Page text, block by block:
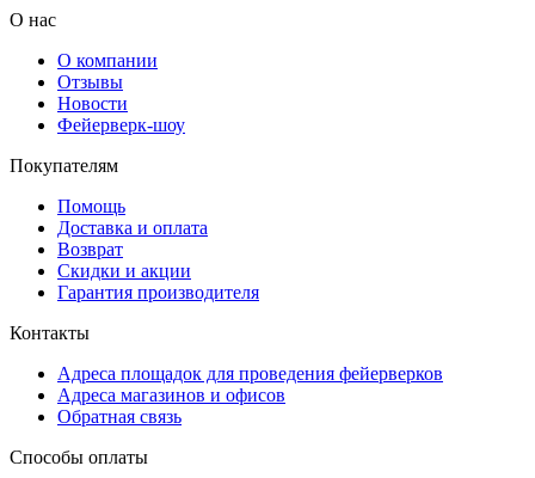
О нас
О компании
Отзывы
Новости
Фейерверк-шоу
Покупателям
Помощь
Доставка и оплата
Возврат
Скидки и акции
Гарантия производителя
Контакты
Адреса площадок для проведения фейерверков
Адреса магазинов и офисов
Обратная связь
Способы оплаты